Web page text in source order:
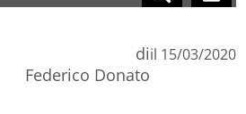
di
Federico Donato
il 15/03/2020